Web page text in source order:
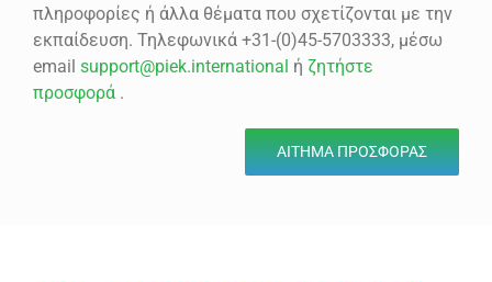
πληροφορίες ή άλλα θέματα που σχετίζονται με την
εκπαίδευση. Τηλεφωνικά +31-(0)45-5703333, μέσω
email support@piek.international ή ζητήστε
προσφορά.
ΑΊΤΗΜΑ ΠΡΟΣΦΟΡΆΣ